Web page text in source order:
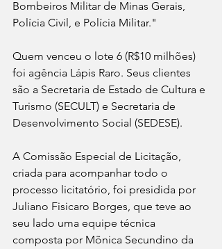
Bombeiros Militar de Minas Gerais,
Polícia Civil, e Polícia Militar."
Quem venceu o lote 6 (R$10 milhões)
foi agência Lápis Raro. Seus clientes
são a Secretaria de Estado de Cultura e
Turismo (SECULT) e Secretaria de
Desenvolvimento Social (SEDESE).
A Comissão Especial de Licitação,
criada para acompanhar todo o
processo licitatório, foi presidida por
Juliano Fisicaro Borges, que teve ao
seu lado uma equipe técnica
composta por Mõnica Secundino da